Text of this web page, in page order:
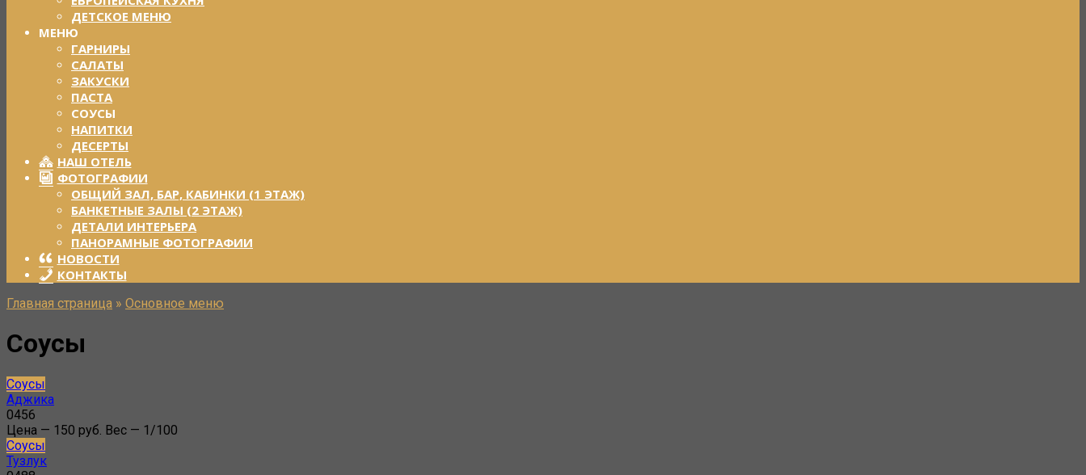
ДЕТСКОЕ МЕНЮ
МЕНЮ
ГАРНИРЫ
САЛАТЫ
ЗАКУСКИ
ПАСТА
СОУСЫ
НАПИТКИ
ДЕСЕРТЫ
НАШ ОТЕЛЬ
ФОТОГРАФИИ
ОБЩИЙ ЗАЛ, БАР, КАБИНКИ (1 ЭТАЖ)
БАНКЕТНЫЕ ЗАЛЫ (2 ЭТАЖ)
ДЕТАЛИ ИНТЕРЬЕРА
ПАНОРАМНЫЕ ФОТОГРАФИИ
НОВОСТИ
КОНТАКТЫ
Главная страница » Основное меню
Соусы
Соусы
Аджика
0456
Цена — 150 руб. Вес — 1/100
Соусы
Тузлук